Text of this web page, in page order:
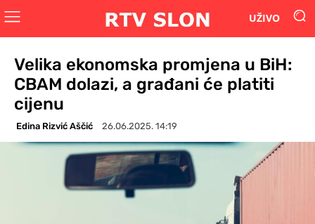
UŽIVO
Velika ekonomska promjena u BiH:
CBAM dolazi, a građani će platiti
cijenu
Edina Rizvić Aščić 26.06.2025. 14:19